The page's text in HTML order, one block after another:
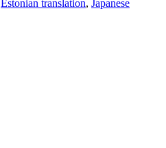
Estonian translation, Japanese